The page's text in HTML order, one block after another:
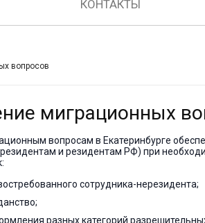
КОНТАКТЫ
вопросов
миграционных
вопросам в Екатеринбурге
и резидентам РФ) при
сотрудника-нерезидента;
разных категорий